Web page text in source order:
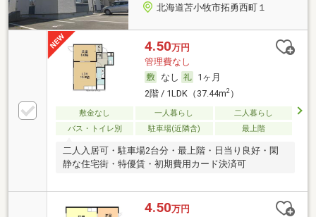
北海道苫小牧市拓勇西町１
4.50万円
管理費なし
なし
1ヶ月
2階 / 1LDK（37.44m2）
敷金なし 一人暮らし
二人暮らし
バス・トイレ別
駐車場(近隣含) 最上階
二人入居可・駐車場2台分・最上階・日当り良好・閑
静な住宅街・特優賃・初期費用カード決済可
4.50万円